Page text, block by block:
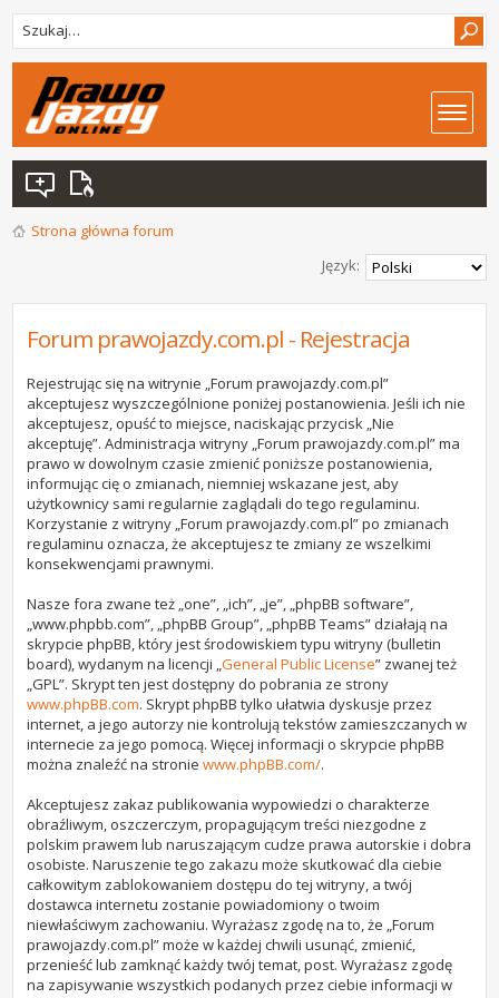
Strona główna forum
Język:
Forum prawojazdy.com.pl - Rejestracja
Rejestrując się na witrynie „Forum prawojazdy.com.pl”
akceptujesz wyszczególnione poniżej postanowienia. Jeśli ich nie
akceptujesz, opuść to miejsce, naciskając przycisk „Nie
akceptuję”. Administracja witryny „Forum prawojazdy.com.pl” ma
prawo w dowolnym czasie zmienić poniższe postanowienia,
informując cię o zmianach, niemniej wskazane jest, aby
użytkownicy sami regularnie zaglądali do tego regulaminu.
Korzystanie z witryny „Forum prawojazdy.com.pl” po zmianach
regulaminu oznacza, że akceptujesz te zmiany ze wszelkimi
konsekwencjami prawnymi.
Nasze fora zwane też „one”, „ich”, „je”, „phpBB software”,
„www.phpbb.com”, „phpBB Group”, „phpBB Teams” działają na
skrypcie phpBB, który jest środowiskiem typu witryny (bulletin
board), wydanym na licencji „General Public License” zwanej też
„GPL”. Skrypt ten jest dostępny do pobrania ze strony
www.phpBB.com. Skrypt phpBB tylko ułatwia dyskusje przez
internet, a jego autorzy nie kontrolują tekstów zamieszczanych w
internecie za jego pomocą. Więcej informacji o skrypcie phpBB
można znaleźć na stroniewww.phpBB.com/.
Akceptujesz zakaz publikowania wypowiedzi o charakterze
obraźliwym, oszczerczym, propagującym treści niezgodne z
polskim prawem lub naruszającym cudze prawa autorskie i dobra
osobiste. Naruszenie tego zakazu może skutkować dla ciebie
całkowitym zablokowaniem dostępu do tej witryny, a twój
dostawca internetu zostanie powiadomiony o twoim
niewłaściwym zachowaniu. Wyrażasz zgodę na to, że „Forum
prawojazdy.com.pl” może w każdej chwili usunąć, zmienić,
przenieść lub zamknąć każdy twój temat, post. Wyrażasz zgodę
na zapisywanie wszystkich podanych przez ciebie informacji w